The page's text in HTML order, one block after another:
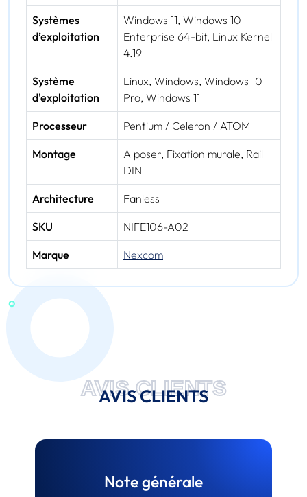
Systèmes
d’exploitation
Windows 11, Windows 10
Enterprise 64-bit, Linux Kernel
4.19
Système
d'exploitation
Linux, Windows, Windows 10
Pro, Windows 11
Processeur Pentium / Celeron / ATOM
Montage
A poser, Fixation murale, Rail
DIN
Architecture Fanless
SKU NIFE106-A02
Marque Nexcom
AVIS CLIENTS
AVIS CLIENTS
Note générale